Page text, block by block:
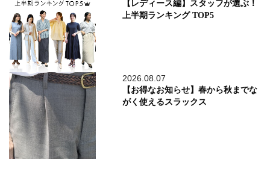
【レディース編】スタッフが選ぶ！
上半期ランキング TOP5
2026.08.07
【お得なお知らせ】春から秋までな
がく使えるスラックス